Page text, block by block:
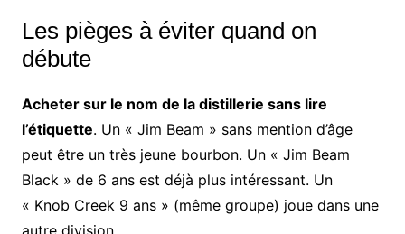
Les pièges à éviter quand on
débute
Acheter sur le nom de la distillerie sans lire
l’étiquette. Un « Jim Beam » sans mention d’âge
peut être un très jeune bourbon. Un « Jim Beam
Black » de 6 ans est déjà plus intéressant. Un
« Knob Creek 9 ans » (même groupe) joue dans une